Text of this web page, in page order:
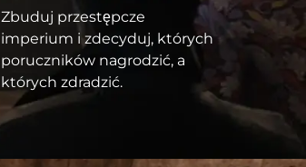
Zbuduj przestępcze
imperium i zdecyduj, których
poruczników nagrodzić, a
których zdradzić.